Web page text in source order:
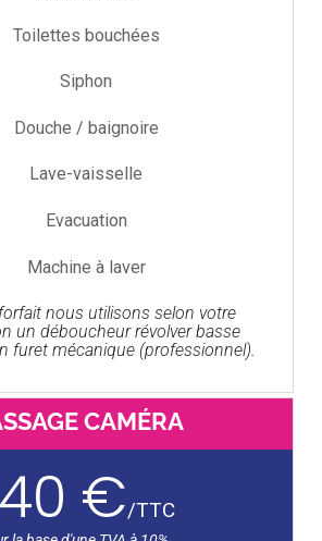
Toilettes bouchées
Siphon
Douche / baignoire
Lave-vaisselle
Evacuation
Machine à laver
nous utilisons selon votre
un déboucheur révolver basse
furet mécanique (professionnel).
CAMÉRA
€/TTC